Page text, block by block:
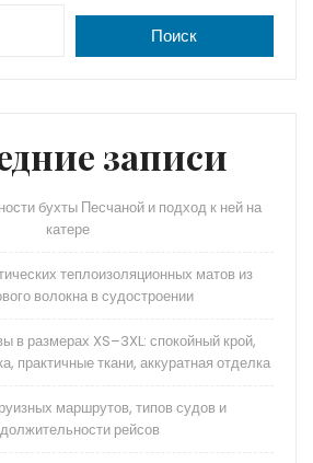
s
ni
Поиск
записи
бухты Песчаной и подход к ней на
катере
теплоизоляционных матов из
волокна в судостроении
в размерах XS–3XL: спокойный крой,
практичные ткани, аккуратная отделка
маршрутов, типов судов и
рейсов